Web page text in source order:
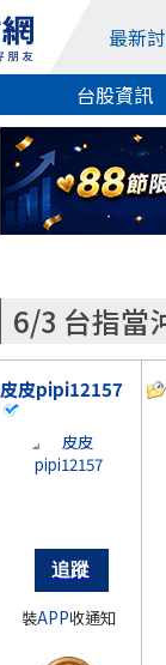
最新
台股資訊
6/3 台指當
皮皮pipi12157
裝APP收通知